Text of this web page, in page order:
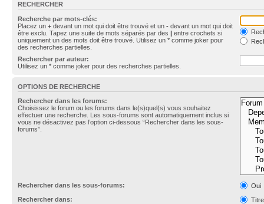
RECHERCHER
Recherche par mots-clés:
Placez un + devant un mot qui doit être trouvé et un - devant un mot qui doit
être exclu. Tapez une suite de mots séparés par des | entre crochets si
uniquement un des mots doit être trouvé. Utilisez un * comme joker pour
des recherches partielles.
Rechercher par auteur:
Utilisez un * comme joker pour des recherches partielles.
OPTIONS DE RECHERCHE
Rechercher dans les forums:
Choisissez le forum ou les forums dans le(s)quel(s) vous souhaitez
effectuer une recherche. Les sous-forums sont automatiquement inclus si
vous ne désactivez pas l’option ci-dessous “Rechercher dans les sous-
forums”.
Rechercher dans les sous-forums:
Oui
Rechercher dans: